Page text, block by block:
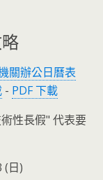
關辦公日曆表
- PDF 下載
性長假" 代表要
(日)